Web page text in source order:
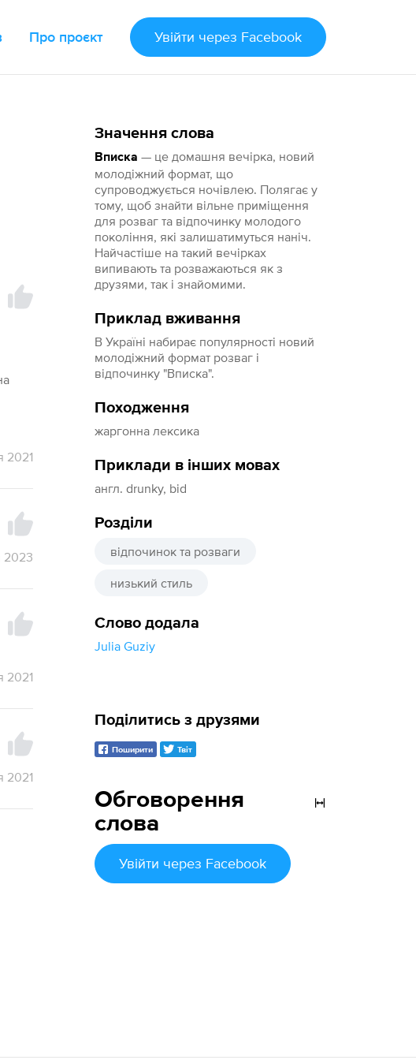
Про проєкт Увійти через Facebook
Значення слова
Вписка — це домашня вечірка, новий
молодіжний формат, що
супроводжується ночівлею. Полягає у
тому, щоб знайти вільне приміщення
для розваг та відпочинку молодого
покоління, які залишатимуться наніч.
Найчастіше на такий вечірках
випивають та розважаються як з
друзями, так і знайомими.
Приклад вживання
В Україні набирає популярності новий
молодіжний формат розваг і
відпочинку "Вписка".
Походження
жаргонна лексика
Приклади в інших мовах
англ. drunky, bid
Розділи
відпочинок та розваги
низький стиль
Слово додала
Julia Guziy
2021
2023
2021
2021
Обговорення
слова
Увійти через Facebook
Поділитись з друзями
Поширити Твіт